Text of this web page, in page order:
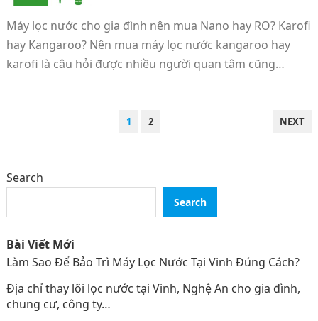
Máy lọc nước cho gia đình nên mua Nano hay RO? Karofi
hay Kangaroo? Nên mua máy lọc nước kangaroo hay
karofi là câu hỏi được nhiều người quan tâm cũng…
1 2 NEXT
Search
Search
Bài Viết Mới
Làm Sao Để Bảo Trì Máy Lọc Nước Tại Vinh Đúng Cách?
Địa chỉ thay lõi lọc nước tại Vinh, Nghệ An cho gia đình,
chung cư, công ty…